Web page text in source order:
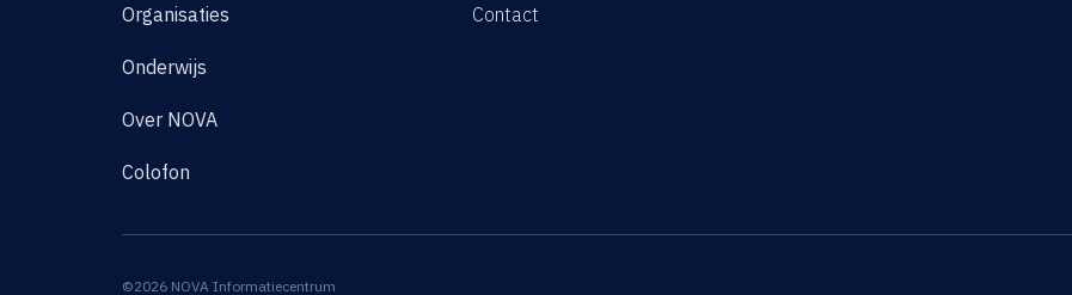
Organisaties
Onderwijs
Over NOVA
Colofon
Contact
©2026 NOVA Informatiecentrum